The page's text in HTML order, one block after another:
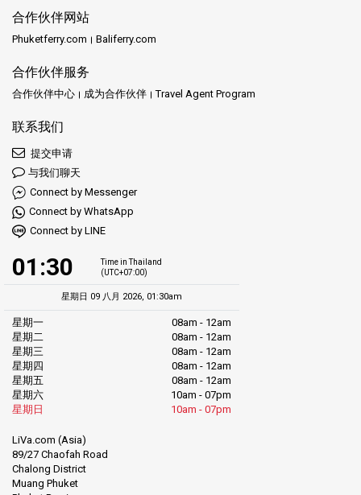
合作伙伴网站
Phuketferry.com Baliferry.com
合作伙伴服务
合作伙伴中心 成为合作伙伴 Travel Agent Program
联系我们
提交申请
与我们聊天
Connect by Messenger
Connect by WhatsApp
Connect by LINE
01:30
Time in Thailand
(UTC+07:00)
星期日 09 八月 2026, 01:30am
星期一
08am - 12am
星期二
08am - 12am
星期三
08am - 12am
星期四
08am - 12am
星期五
08am - 12am
星期六
10am - 07pm
星期日
10am - 07pm
LiVa.com (Asia)
89/27 Chaofah Road
Chalong District
Muang Phuket